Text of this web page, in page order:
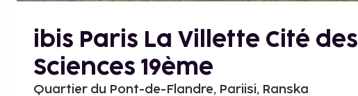
ibis Paris La Villette Cité des
Sciences 19ème
Quartier du Pont-de-Flandre, Pariisi, Ranska